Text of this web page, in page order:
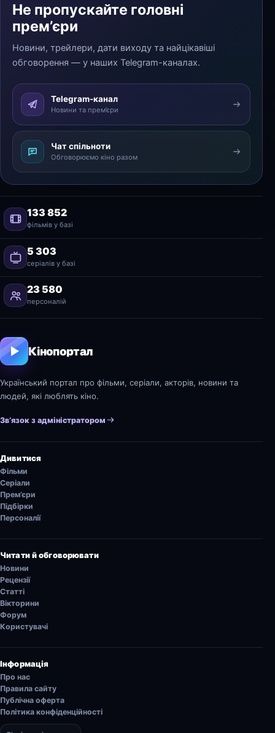
Не пропускайте головні
прем’єри
Новини, трейлери, дати виходу та найцікавіші
обговорення — у наших Telegram-каналах.
Telegram-канал
Новини та прем’єри
Чат спільноти
Обговорюємо кіно разом
133 852
фільмів у базі
5 303
серіалів у базі
23 580
персоналій
Кінопортал
Український портал про фільми, серіали, акторів, новини та
людей, які люблять кіно.
Зв’язок з адміністратором
Дивитися
Фільми
Серіали
Прем’єри
Підбірки
Персоналії
Читати й обговорювати
Новини
Рецензії
Статті
Вікторини
Форум
Користувачі
Інформація
Про нас
Правила сайту
Публічна оферта
Політика конфіденційності